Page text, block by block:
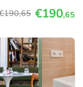
,65 €190,65